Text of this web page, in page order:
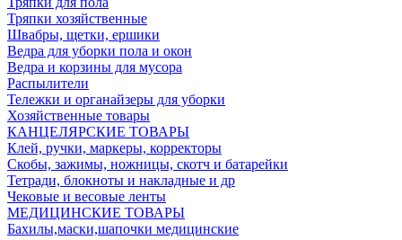
Тряпки хозяйственные
Швабры, щетки, ершики
Ведра для уборки пола и окон
Ведра и корзины для мусора
Распылители
Тележки и органайзеры для уборки
Хозяйственные товары
КАНЦЕЛЯРСКИЕ ТОВАРЫ
Клей, ручки, маркеры, корректоры
Скобы, зажимы, ножницы, скотч и батарейки
Тетради, блокноты и накладные и др
Чековые и весовые ленты
МЕДИЦИНСКИЕ ТОВАРЫ
Бахилы,маски,шапочки медицинские